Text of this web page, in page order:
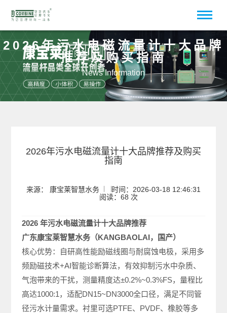
2026年污水电磁流量计十大品牌
推荐及购买指南
News Information
2026年污水电磁流量计十大品牌推荐及购买
指南
来源： 康宝莱智慧水务
时间：2026-03-18 12:46:31
阅读：68 次
2026 年污水电磁流量计十大品牌推荐
广东康宝莱智慧水务（KANGBAOLAI，国产）
核心优势：自研高性能励磁线圈与耐腐蚀电极，采用多
频励磁技术+AI智能诊断算法，有效抑制污水中杂质、
气泡带来的干扰，测量精度达±0.2%~0.3%FS，量程比
高达1000:1，适配DN15~DN3000全口径，满足不同管
径污水计量需求。衬里可选PTFE、PVDF、橡胶等多